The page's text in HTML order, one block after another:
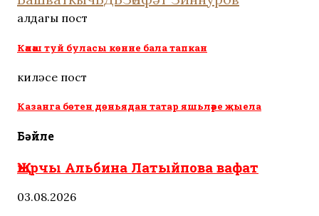
алдагы пост
Кәләш туй буласы көнне бала тапкан
киләсе пост
Казанга бөтен дөньядан татар яшьләре җыела
Бәйле
Җырчы Альбина Латыйпова вафат
03.08.2026